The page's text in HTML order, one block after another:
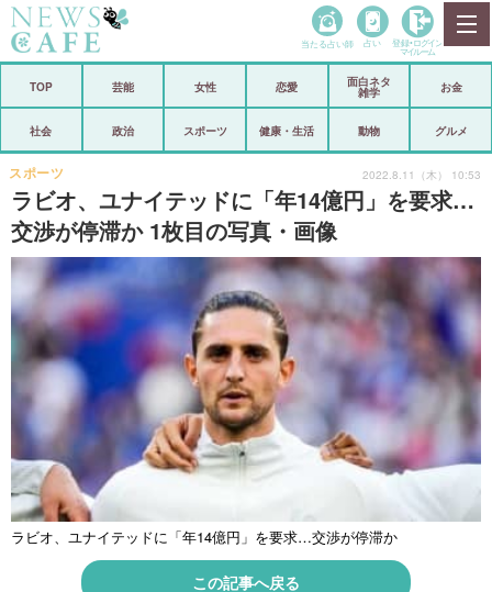
政治
経済
芸能 スポーツ
恋愛 ビックリ
コメントポスト アリ／ナシ
リリース ショップ
登録・ログイン/マイルーム
当たる占い師 占い 登録• ログイン
マイルーム
TOP 芸能 女性 恋愛
面白ネタ
雑学
お金
社会 政治 スポーツ 健康・生活 動物 グルメ
ラビオ、ユナイテッドに「年14億円」を要求…
交渉が停滞か 1枚目の写真・画像
スポーツ 2022.8.11（木） 10:53
ラビオ、ユナイテッドに「年14億円」を要求…交渉が停滞か
この記事へ戻る